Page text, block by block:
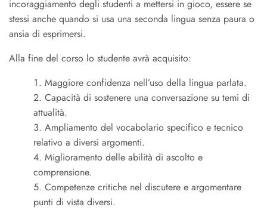
incoraggiamento degli studenti a mettersi in gioco, essere se
stessi anche quando si usa una seconda lingua senza paura o
ansia di esprimersi.
Alla fine del corso lo studente avrà acquisito:
Maggiore confidenza nell’uso della lingua parlata.
Capacità di sostenere una conversazione su temi di
attualità.
Ampliamento del vocabolario specifico e tecnico
relativo a diversi argomenti.
Miglioramento delle abilità di ascolto e
comprensione.
Competenze critiche nel discutere e argomentare
punti di vista diversi.